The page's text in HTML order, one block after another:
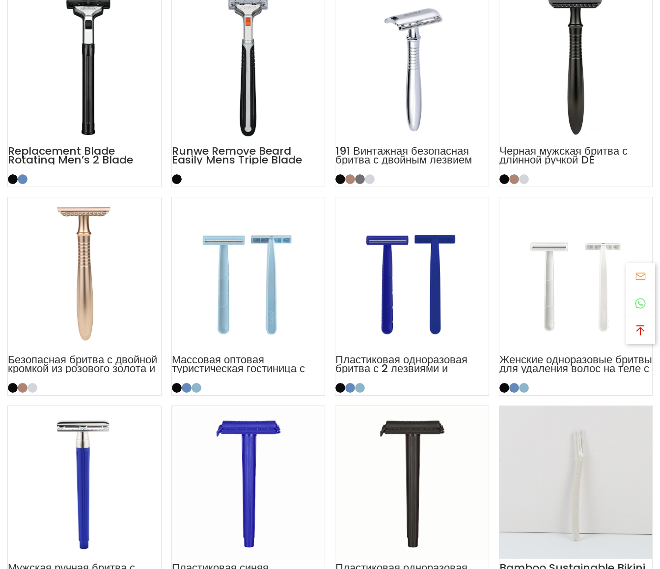
Replacement Blade
Rotating Men’s 2 Blade
Razor
Runwe Remove Beard
Easily Mens Triple Blade
Razors
191 Винтажная безопасная
бритва с двойным лезвием
Черная мужская бритва с
длинной ручкой DE
Безопасная бритва
Безопасная бритва с двойной
кромкой из розового золота и
длинной ручкой
Массовая оптовая
туристическая гостиница с
двумя лезвиями для
изготовителей оборудования
бритвы
Пластиковая одноразовая
бритва с 2 лезвиями и
прозрачным защитным
колпачком
Женские одноразовые бритвы
для удаления волос на теле с
мягким уходом